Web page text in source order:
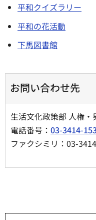
平和クイズラリー
平和の花活動
下馬図書館
お問い合わせ先
生活文化政策部 人権
電話番号： 03-3414-
ファクシミリ：03-